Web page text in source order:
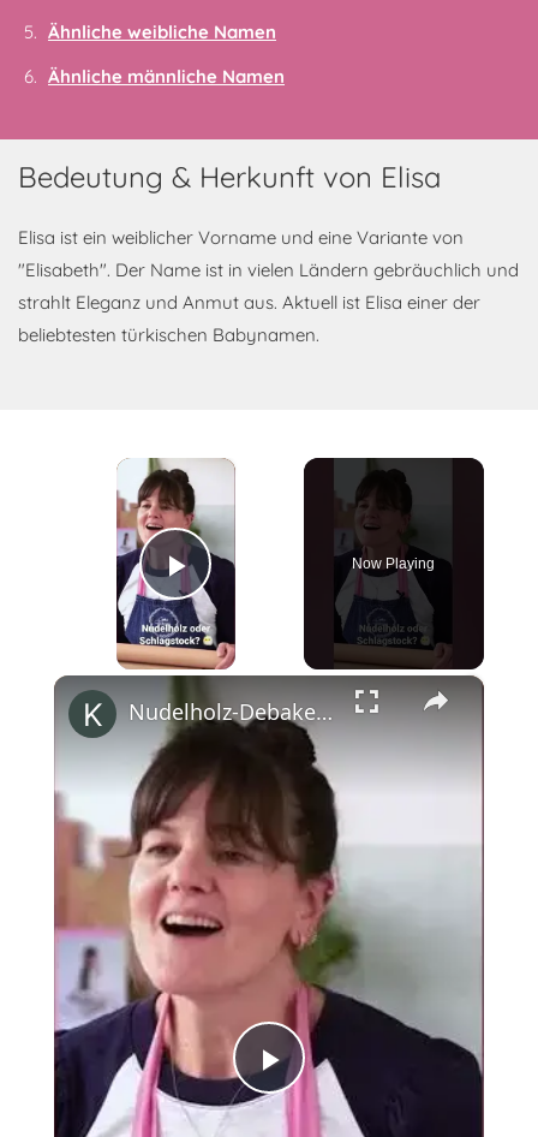
Ähnliche weibliche Namen
Ähnliche männliche Namen
Bedeutung & Herkunft von Elisa
Elisa ist ein weiblicher Vorname und eine Variante von
"Elisabeth". Der Name ist in vielen Ländern gebräuchlich und
strahlt Eleganz und Anmut aus. Aktuell ist Elisa einer der
beliebtesten türkischen Babynamen.
×
Play Video
Now Playing
×
Play
Nudelholz-Debakel am Flughafen mit Cynthia Barcomi #shorts